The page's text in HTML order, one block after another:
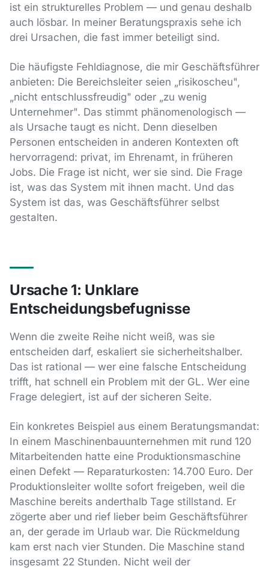
ist ein strukturelles Problem — und genau deshalb
auch lösbar. In meiner Beratungspraxis sehe ich
drei Ursachen, die fast immer beteiligt sind.
Die häufigste Fehldiagnose, die mir Geschäftsführer
anbieten: Die Bereichsleiter seien „risikoscheu",
„nicht entschlussfreudig" oder „zu wenig
Unternehmer". Das stimmt phänomenologisch —
als Ursache taugt es nicht. Denn dieselben
Personen entscheiden in anderen Kontexten oft
hervorragend: privat, im Ehrenamt, in früheren
Jobs. Die Frage ist nicht, wer sie sind. Die Frage
ist, was das System mit ihnen macht. Und das
System ist das, was Geschäftsführer selbst
gestalten.
Ursache 1: Unklare
Entscheidungsbefugnisse
Wenn die zweite Reihe nicht weiß, was sie
entscheiden darf, eskaliert sie sicherheitshalber.
Das ist rational — wer eine falsche Entscheidung
trifft, hat schnell ein Problem mit der GL. Wer eine
Frage delegiert, ist auf der sicheren Seite.
Ein konkretes Beispiel aus einem Beratungsmandat:
In einem Maschinenbauunternehmen mit rund 120
Mitarbeitenden hatte eine Produktionsmaschine
einen Defekt — Reparaturkosten: 14.700 Euro. Der
Produktionsleiter wollte sofort freigeben, weil die
Maschine bereits anderthalb Tage stillstand. Er
zögerte aber und rief lieber beim Geschäftsführer
an, der gerade im Urlaub war. Die Rückmeldung
kam erst nach vier Stunden. Die Maschine stand
insgesamt 22 Stunden. Nicht weil der